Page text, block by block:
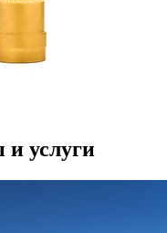
услуги